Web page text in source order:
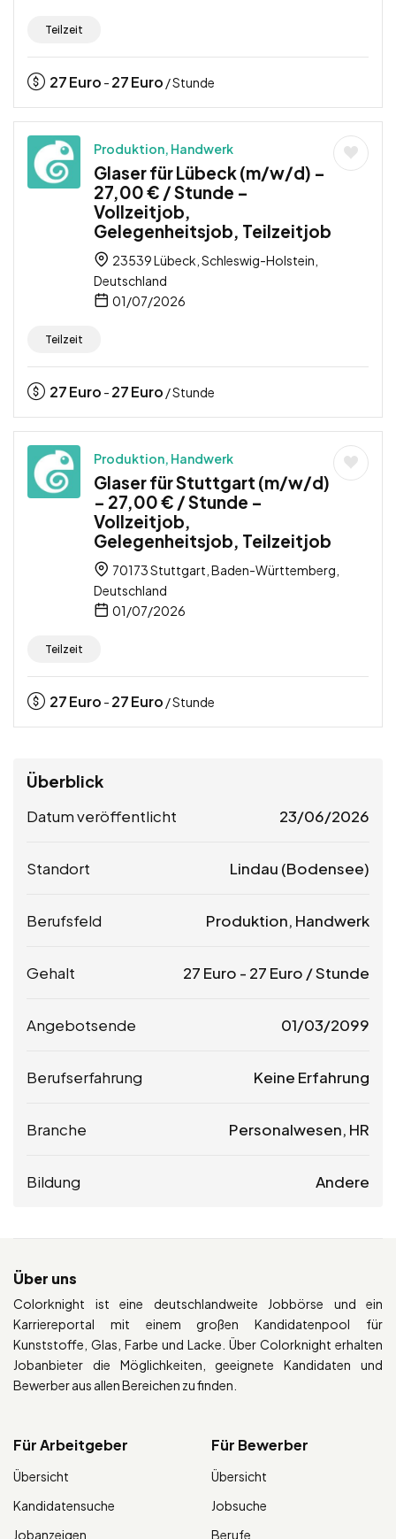
Teilzeit
27Euro - 27Euro / Stunde
Produktion, Handwerk
Glaser für Lübeck (m/w/d) –
27,00 € / Stunde –
Vollzeitjob,
Gelegenheitsjob, Teilzeitjob
23539 Lübeck, Schleswig-Holstein,
Deutschland
01/07/2026
Teilzeit
27Euro - 27Euro / Stunde
Produktion, Handwerk
Glaser für Stuttgart (m/w/d)
– 27,00 € / Stunde –
Vollzeitjob,
Gelegenheitsjob, Teilzeitjob
70173 Stuttgart, Baden-Württemberg,
Deutschland
01/07/2026
Teilzeit
27Euro - 27Euro / Stunde
Überblick
Datum veröffentlicht 23/06/2026
Standort Lindau (Bodensee)
Berufsfeld Produktion, Handwerk
Gehalt 27 Euro - 27 Euro / Stunde
Angebotsende 01/03/2099
Berufserfahrung Keine Erfahrung
Branche Personalwesen, HR
Bildung Andere
Über uns
Colorknight ist eine deutschlandweite Jobbörse und ein
Karriereportal mit einem großen Kandidatenpool für
Kunststoffe, Glas, Farbe und Lacke. Über Colorknight erhalten
Jobanbieter die Möglichkeiten, geeignete Kandidaten und
Bewerber aus allen Bereichen zu finden.
Für Arbeitgeber
Übersicht
Kandidatensuche
Jobanzeigen
Für Bewerber
Übersicht
Jobsuche
Berufe